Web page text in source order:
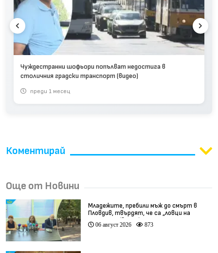
Чуждестранни шофьори попълват недостига в
столичния градски транспорт (видео)
преди 1 месец
Коментирай
Още от Новини
Младежите, пребили мъж до смърт в
Пловдив, твърдят, че са „ловци на
педофили” (видео)
06 август 2026 873